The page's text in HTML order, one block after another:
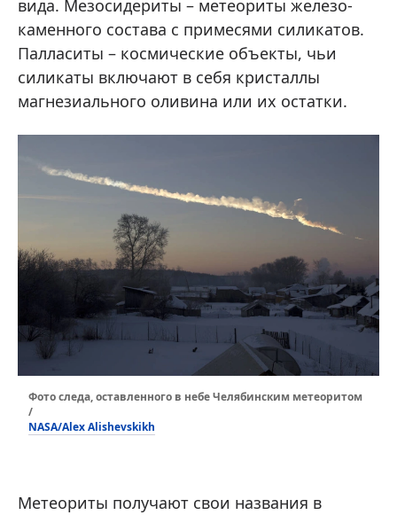
вида. Мезосидериты – метеориты железо-
каменного состава с примесями силикатов.
Палласиты – космические объекты, чьи
силикаты включают в себя кристаллы
магнезиального оливина или их остатки.
Фото следа, оставленного в небе Челябинским метеоритом
/
NASA/Alex Alishevskikh
Метеориты получают свои названия в